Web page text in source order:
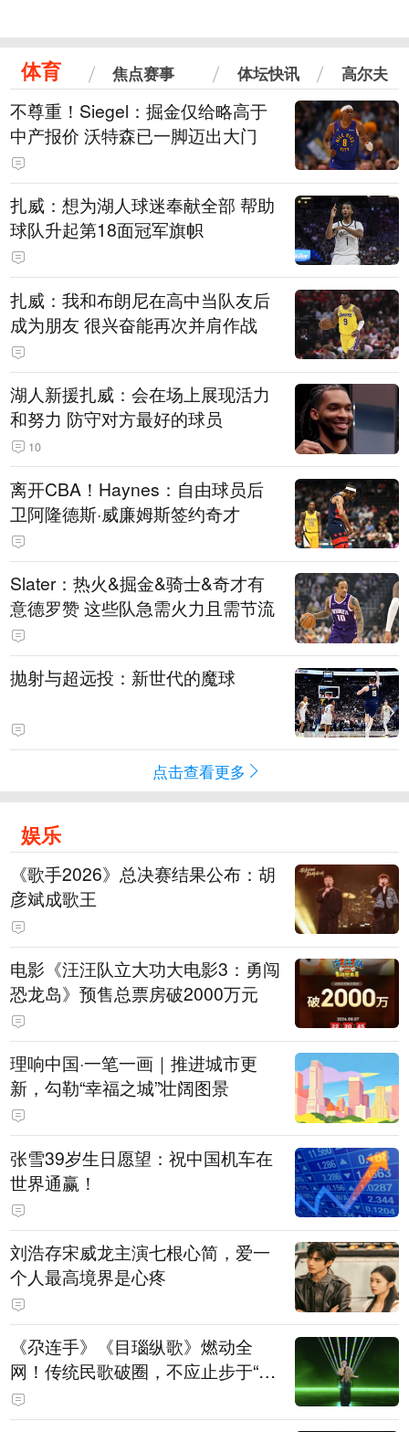
体育 焦点赛事 体坛快讯 高尔夫
不尊重！Siegel：掘金仅给略高于
中产报价 沃特森已一脚迈出大门
扎威：想为湖人球迷奉献全部 帮助
球队升起第18面冠军旗帜
扎威：我和布朗尼在高中当队友后
成为朋友 很兴奋能再次并肩作战
湖人新援扎威：会在场上展现活力
和努力 防守对方最好的球员
10
离开CBA！Haynes：自由球员后
卫阿隆德斯·威廉姆斯签约奇才
Slater：热火&掘金&骑士&奇才有
意德罗赞 这些队急需火力且需节流
抛射与超远投：新世代的魔球
点击查看更多
娱乐
《歌手2026》总决赛结果公布：胡
彦斌成歌王
电影《汪汪队立大功大电影3：勇闯
恐龙岛》预售总票房破2000万元
理响中国·一笔一画｜推进城市更
新，勾勒“幸福之城”壮阔图景
张雪39岁生日愿望：祝中国机车在
世界通赢！
刘浩存宋威龙主演七根心简，爱一
个人最高境界是心疼
《尕连手》《目瑙纵歌》燃动全
网！传统民歌破圈，不应止步于“上
头”